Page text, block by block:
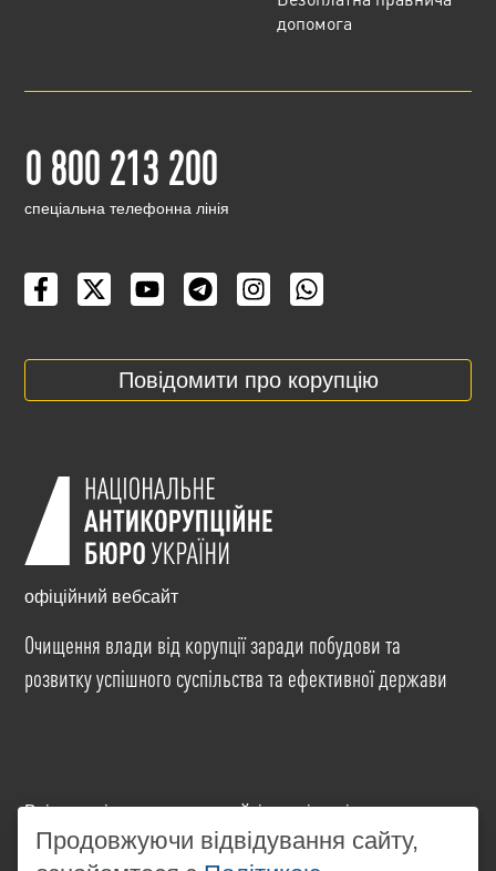
допомога
0 800 213 200
cпеціальна телефонна лінія
Повідомити про корупцію
офіційний вебсайт
Очищення влади від корупції заради побудови та
розвитку успішного суспільства та ефективної держави
Всі матеріали на цьому сайті розміщені на умовах
ліцензіїCreative Commons Attribution-NonCommercial-
NoDerivatives 4.0 International. Використання будь-
Продовжуючи відвідування сайту,